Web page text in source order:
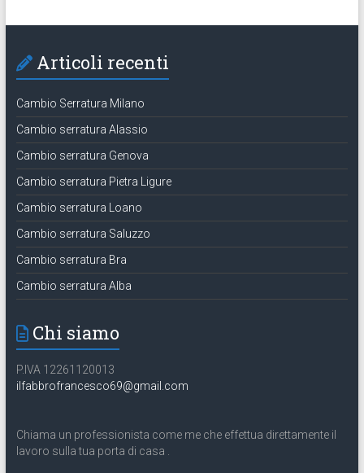
Articoli recenti
Cambio Serratura Milano
Cambio serratura Alassio
Cambio serratura Genova
Cambio serratura Pietra Ligure
Cambio serratura Loano
Cambio serratura Saluzzo
Cambio serratura Bra
Cambio serratura Alba
Chi siamo
P.IVA 12261120013
ilfabbrofrancesco69@gmail.com
Chiama un professionista come me che effettua direttamente il
lavoro sulla tua porta di casa .